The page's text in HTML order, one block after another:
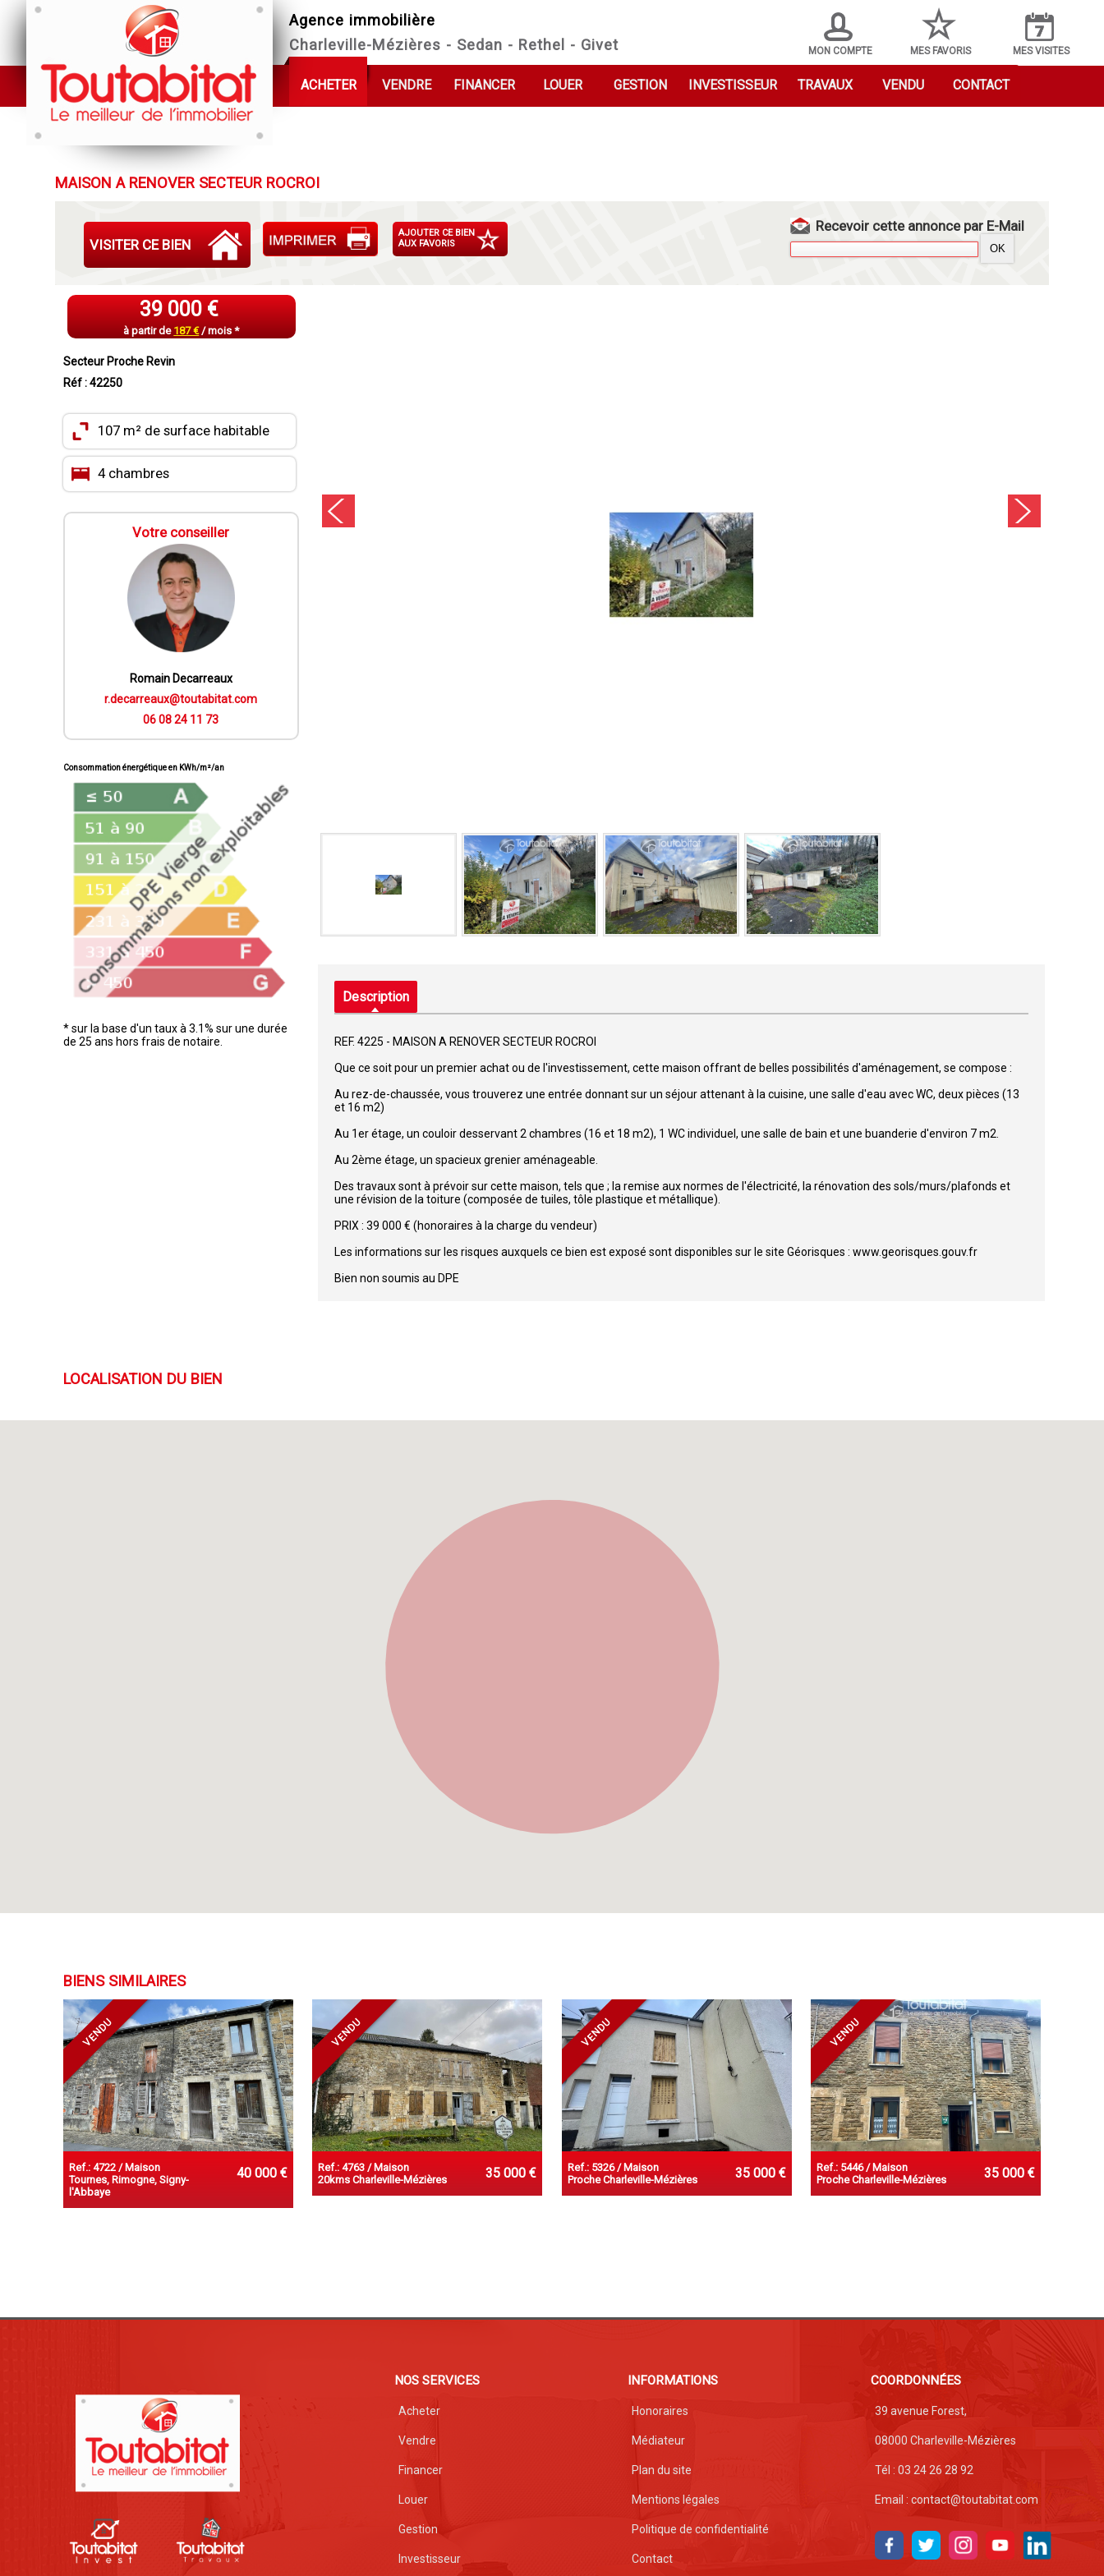
Agence immobilière
Charleville-Mézières - Sedan - Rethel - Givet
ACHETER VENDRE FINANCER LOUER GESTION INVESTISSEUR TRAVAUX VENDU CONTACT
MES VISITES
MES FAVORIS
MON COMPTE
MAISON A RENOVER SECTEUR ROCROI
Recevoir cette annonce par E-Mail
VISITER CE BIEN
AJOUTER CE BIEN
AUX FAVORIS
39 000 €
à partir de 187 €/ mois *
Secteur Proche Revin
Réf : 42250
107 m² de surface habitable
4 chambres
Votre conseiller
Romain Decarreaux
r.decarreaux@toutabitat.com
06 08 24 11 73
Consommation énergétique en KWh/m²/an
* sur la base d'un taux à 3.1% sur une durée
de 25 ans hors frais de notaire.
Description
REF. 4225 - MAISON A RENOVER SECTEUR ROCROI
Que ce soit pour un premier achat ou de l'investissement, cette maison offrant de belles possibilités d'aménagement, se compose :
Au rez-de-chaussée, vous trouverez une entrée donnant sur un séjour attenant à la cuisine, une salle d'eau avec WC, deux pièces (13
et 16 m2)
Au 1er étage, un couloir desservant 2 chambres (16 et 18 m2), 1 WC individuel, une salle de bain et une buanderie d'environ 7 m2.
Au 2ème étage, un spacieux grenier aménageable.
Des travaux sont à prévoir sur cette maison, tels que ; la remise aux normes de l'électricité, la rénovation des sols/murs/plafonds et
une révision de la toiture (composée de tuiles, tôle plastique et métallique).
PRIX : 39 000 € (honoraires à la charge du vendeur)
Les informations sur les risques auxquels ce bien est exposé sont disponibles sur le site Géorisques : www.georisques.gouv.fr
Bien non soumis au DPE
LOCALISATION DU BIEN
BIENS SIMILAIRES
VENDU
Ref.: 4722 / Maison
Tournes, Rimogne, Signy-
l'Abbaye
40 000 €
VENDU
Ref.: 4763 / Maison
20kms Charleville-Mézières
35 000 €
VENDU
Ref.: 5326 / Maison
Proche Charleville-Mézières
35 000 €
VENDU
Ref.: 5446 / Maison
Proche Charleville-Mézières
35 000 €
NOS SERVICES
Acheter
Vendre
Financer
Louer
Gestion
Investisseur
INFORMATIONS
Honoraires
Médiateur
Plan du site
Mentions légales
Politique de confidentialité
Contact
COORDONNÉES
39 avenue Forest,
08000 Charleville-Mézières
Tél : 03 24 26 28 92
Email : contact@toutabitat.com